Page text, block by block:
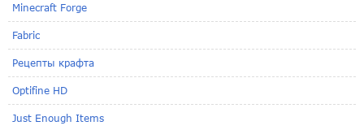
Minecraft Forge
Fabric
Рецепты крафта
Optifine HD
Just Enough Items